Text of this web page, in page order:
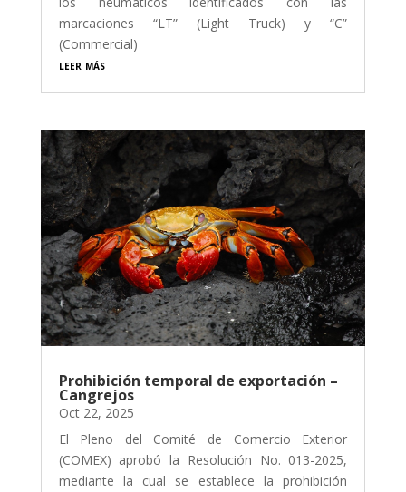
marcaciones “LT” (Light Truck) y “C”
(Commercial)
leer más
Prohibición temporal de exportación –
Cangrejos
Oct 22, 2025
El Pleno del Comité de Comercio Exterior
(COMEX) aprobó la Resolución No. 013-2025,
mediante la cual se establece la prohibición